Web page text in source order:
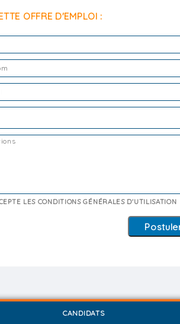
OFFRE D'EMPLOI :
LES CONDITIONS GÉNÉRALES D'UTILISATION
CANDIDATS